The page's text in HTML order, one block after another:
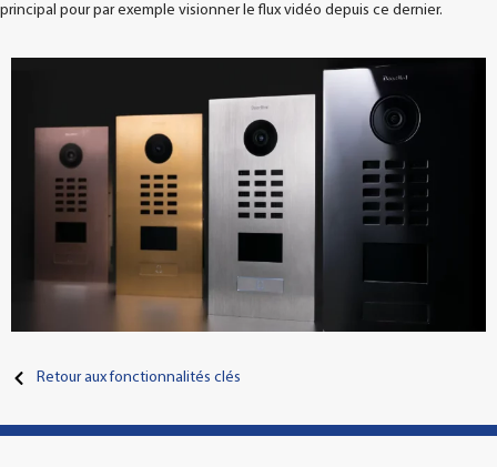
principal pour par exemple visionner le flux vidéo depuis ce dernier.
Retour aux fonctionnalités clés